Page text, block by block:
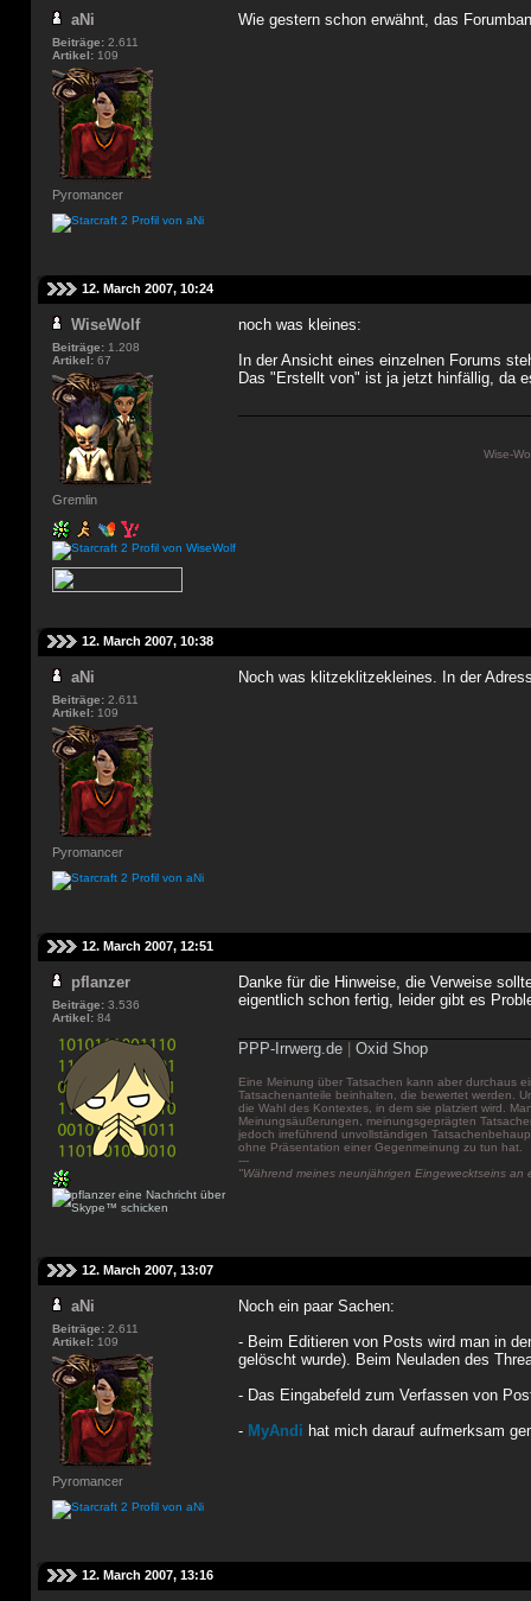
aNi
Beiträge: 2.611
Artikel: 109
Pyromancer
Wie gestern schon erwähnt, das
12. March 2007, 10:24
WiseWolf
Beiträge: 1.208
Artikel: 67
Gremlin
noch was kleines:
In der Ansicht eines einzelnen Forums
Das "Erstellt von" ist ja jetzt hinfällig, da
Wise-
12. March 2007, 10:38
aNi
Beiträge: 2.611
Artikel: 109
Pyromancer
Noch was klitzeklitzekleines. In der
12. March 2007, 12:51
pflanzer
Beiträge: 3.536
Artikel: 84
Danke für die Hinweise, die Verweise
eigentlich schon fertig, leider gibt es
PPP-Irrwerg.de
Oxid Shop
Eine Meinung über Tatsachen kann aber durchaus
Tatsachenanteile beinhalten, die bewertet werden.
die Wahl des Kontextes, in dem sie platziert wird.
Meinungsäußerungen, meinungsgeprägten
jedoch irreführend unvollständigen
ohne Präsentation einer Gegenmeinung zu tun hat.
---
"Während meines neunjährigen Eingewecktseins
12. March 2007, 13:07
aNi
Beiträge: 2.611
Artikel: 109
Pyromancer
Noch ein paar Sachen:
- Beim Editieren von Posts wird man in
gelöscht wurde). Beim Neuladen des
- Das Eingabefeld zum Verfassen von
- MyAndi hat mich darauf aufmerksam
12. March 2007, 13:16